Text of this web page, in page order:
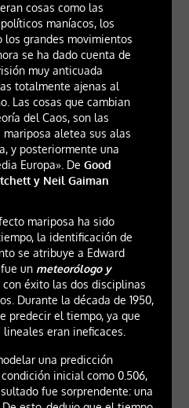
cosas como las
maníacos, los
los grandes movimientos
se ha dado cuenta de
muy anticuada
totalmente ajenas al
Las cosas que cambian
del Caos, son las
mariposa aletea sus alas
y posteriormente una
Europa». De Good
y Neil Gaiman
mariposa ha sido
la identificación de
se atribuye a Edward
fue un meteorólogo y
éxito las dos disciplinas
Durante la década de 1950,
predecir el tiempo, ya que
eran ineficaces.
una predicción
inicial como 0.506,
fue sorprendente: una